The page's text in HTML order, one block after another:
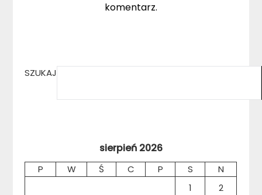
komentarz.
SZUKAJ
sierpień 2026
P W Ś C P S
N
1
2